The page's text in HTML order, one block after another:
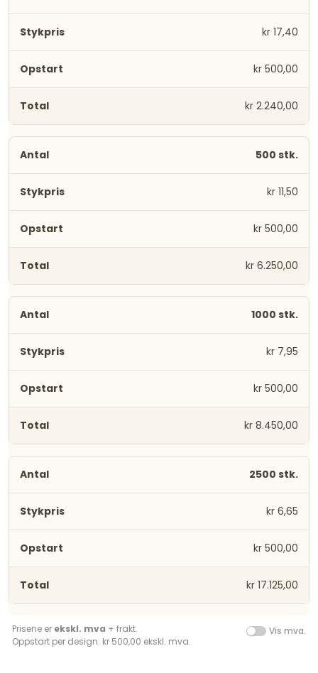
kr 17,40
kr 500,00
kr 2.240,00
500 stk.
kr 11,50
kr 500,00
kr 6.250,00
1000 stk.
kr 7,95
kr 500,00
kr 8.450,00
2500 stk.
kr 6,65
kr 500,00
kr 17.125,00
Prisene er ekskl. mva + frakt.
Oppstart per design: kr 500,00 ekskl. mva.
Vis mva.